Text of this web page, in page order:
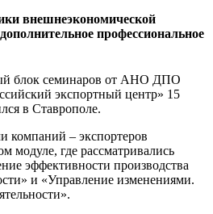
внешнеэкономической
профессиональное
блок семинаров от АНО ДПО
экспортный центр» 15
в Ставрополе.
компаний – экспортеров
модуле, где рассматривались
эффективности производства
и «Управление изменениями.